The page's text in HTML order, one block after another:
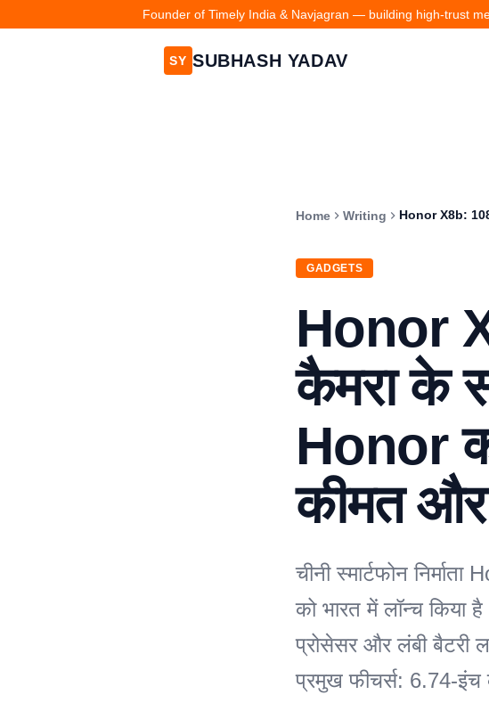
Founder of Timely India & Navjagran — building high-trust
SY SUBHASH YADAV
Home Writing Honor X8b:
GADGETS
Honor
कैमरा के
Honor
कीमत और
चीनी स्मार्टफोन
को भारत में लॉन्च किया
प्रोसेसर और लंबी बैटरी
प्रमुख फीचर्स: 6.74-